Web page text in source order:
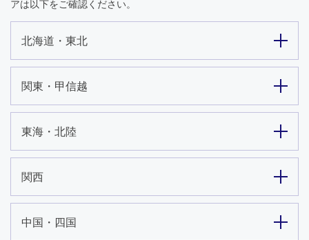
アは以下をご確認ください。
北海道・東北
関東・甲信越
東海・北陸
関西
中国・四国